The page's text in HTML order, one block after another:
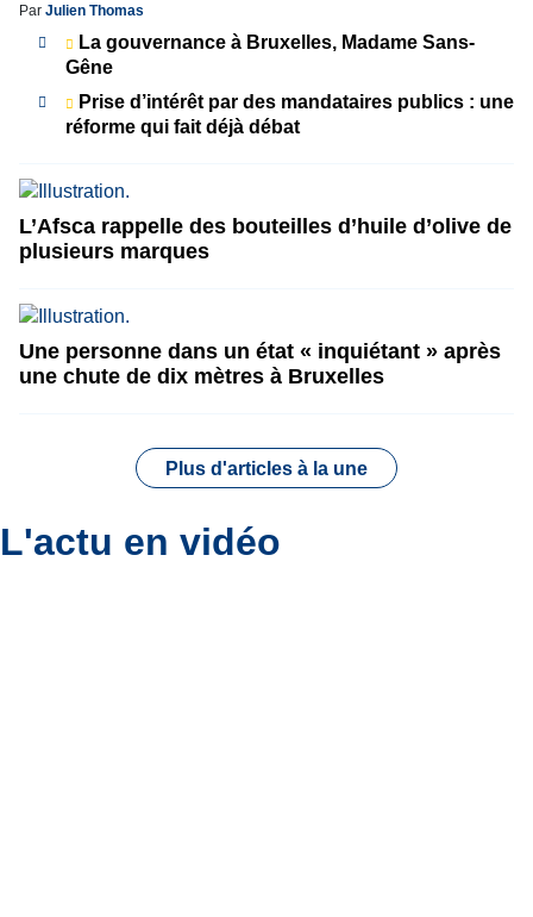
Par Julien Thomas
La gouvernance à Bruxelles, Madame Sans-
Gêne
Prise d’intérêt par des mandataires publics : une
réforme qui fait déjà débat
L’Afsca rappelle des bouteilles d’huile d’olive de
plusieurs marques
Une personne dans un état « inquiétant » après
une chute de dix mètres à Bruxelles
Plus d'articles à la une
L'actu en vidéo